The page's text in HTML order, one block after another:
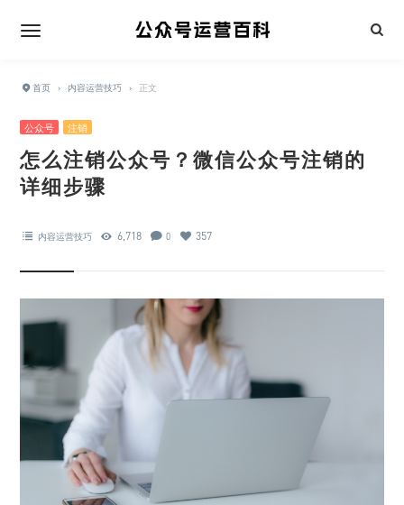
首页 › 内容运营技巧 › 正文
公众号 注销
怎么注销公众号？微信公众号注销的
详细步骤
内容运营技巧 6,718 0 357